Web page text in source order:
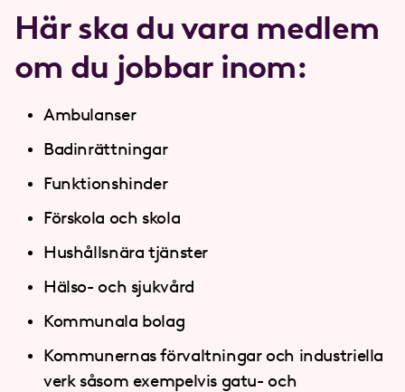
Här ska du vara medlem
om du jobbar inom:
Ambulanser
Badinrättningar
Funktionshinder
Förskola och skola
Hushållsnära tjänster
Hälso- och sjukvård
Kommunala bolag
Kommunernas förvaltningar och industriella
verk såsom exempelvis gatu- och